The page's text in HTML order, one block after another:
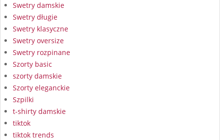
Swetry damskie
Swetry długie
Swetry klasyczne
Swetry oversize
Swetry rozpinane
Szorty basic
szorty damskie
Szorty eleganckie
Szpilki
t-shirty damskie
tiktok
tiktok trends